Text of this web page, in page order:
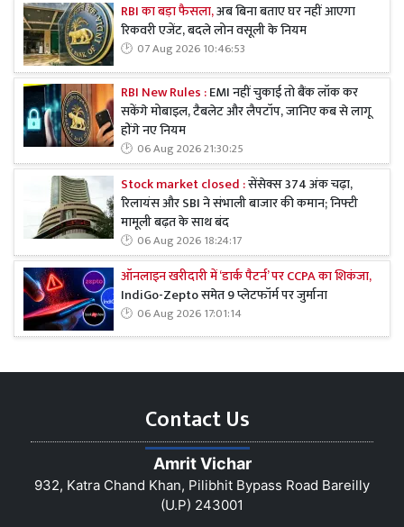
RBI का बड़ा फैसला,अब बिना बताए घर नहीं आएगा
रिकवरी एजेंट, बदले लोन वसूली के नियम
07 Aug 2026 10:46:53
RBI New Rules :EMI नहीं चुकाई तो बैंक लॉक कर
सकेंगे मोबाइल, टैबलेट और लैपटॉप, जानिए कब से लागू
होंगे नए नियम
06 Aug 2026 21:30:25
Stock market closed :सेंसेक्स 374 अंक चढ़ा,
रिलायंस और SBI ने संभाली बाजार की कमान; निफ्टी
मामूली बढ़त के साथ बंद
06 Aug 2026 18:24:17
ऑनलाइन खरीदारी में ‘डार्क पैटर्न’ पर CCPA का शिकंजा,
IndiGo-Zepto समेत 9 प्लेटफॉर्म पर जुर्माना
06 Aug 2026 17:01:14
Contact Us
Amrit Vichar
932, Katra Chand Khan, Pilibhit Bypass Road Bareilly
(U.P) 243001